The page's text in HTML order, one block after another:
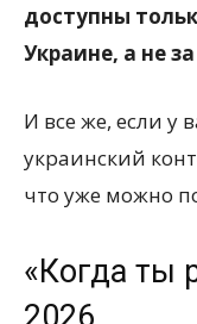
доступны
Украине, а не
И все же, если у
украинский
что уже можно
«Когда ты
2026